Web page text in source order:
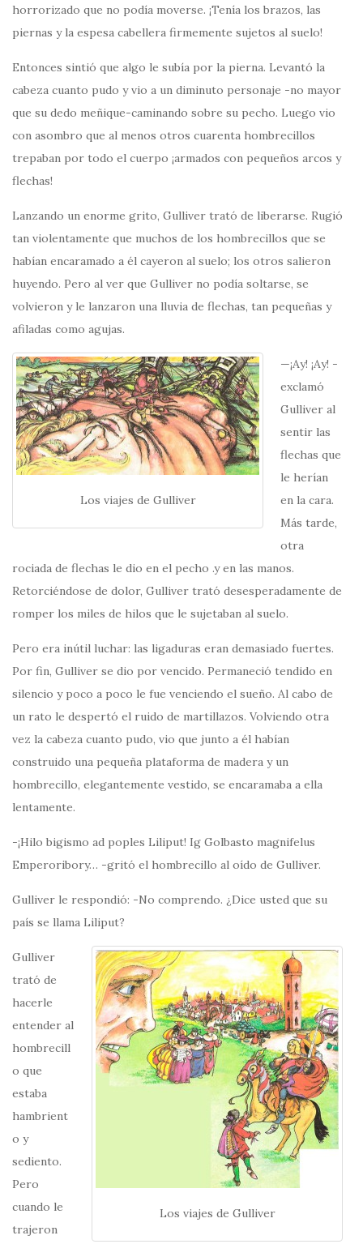
horrorizado que no podía moverse. ¡Tenía los brazos, las
piernas y la espesa cabellera firmemente sujetos al suelo!
Entonces sintió que algo le subía por la pierna. Levantó la
cabeza cuanto pudo y vio a un diminuto personaje -no mayor
que su dedo meñique-caminando sobre su pecho. Luego vio
con asombro que al menos otros cuarenta hombrecillos
trepaban por todo el cuerpo ¡armados con pequeños arcos y
flechas!
Lanzando un enorme grito, Gulliver trató de liberarse. Rugió
tan violentamente que muchos de los hombrecillos que se
habían encaramado a él cayeron al suelo; los otros salieron
huyendo. Pero al ver que Gulliver no podía soltarse, se
volvieron y le lanzaron una lluvia de flechas, tan pequeñas y
afiladas como agujas.
Los viajes de Gulliver
—¡Ay! ¡Ay! -
exclamó
Gulliver al
sentir las
flechas que
le herían
en la cara.
Más tarde,
otra
rociada de flechas le dio en el pecho .y en las manos.
Retorciéndose de dolor, Gulliver trató desesperadamente de
romper los miles de hilos que le sujetaban al suelo.
Pero era inútil luchar: las ligaduras eran demasiado fuertes.
Por fin, Gulliver se dio por vencido. Permaneció tendido en
silencio y poco a poco le fue venciendo el sueño. Al cabo de
un rato le despertó el ruido de martillazos. Volviendo otra
vez la cabeza cuanto pudo, vio que junto a él habían
construido una pequeña plataforma de madera y un
hombrecillo, elegantemente vestido, se encaramaba a ella
lentamente.
-¡Hilo bigismo ad poples Liliput! Ig Golbasto magnifelus
Emperoribory… -gritó el hombrecillo al oído de Gulliver.
Gulliver le respondió: -No comprendo. ¿Dice usted que su
país se llama Liliput?
Los viajes de Gulliver
Gulliver
trató de
hacerle
entender al
hombrecill
o que
estaba
hambrient
o y
sediento.
Pero
cuando le
trajeron